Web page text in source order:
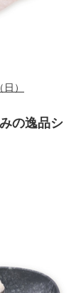
）
の逸品シ